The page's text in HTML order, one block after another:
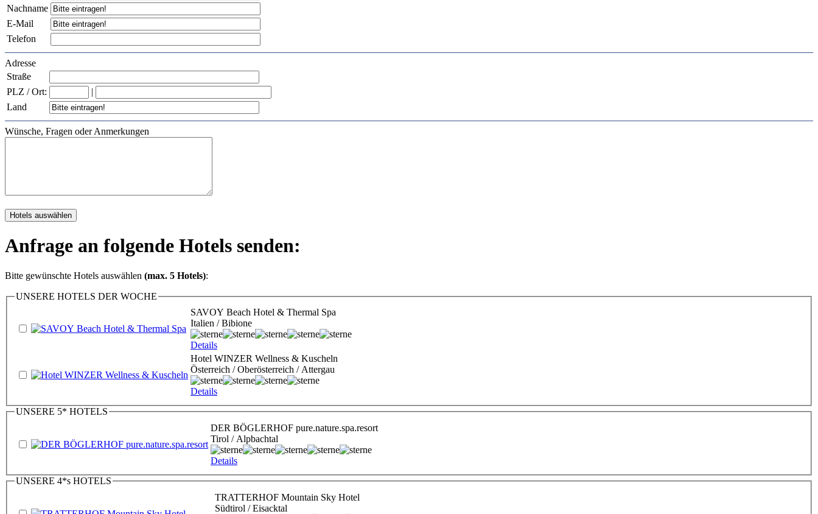
Nachname
E-Mail
Telefon
Adresse
Straße
PLZ / Ort:
|
Land
Wünsche, Fragen oder Anmerkungen
Anfrage an folgende Hotels senden:
Bitte gewünschte Hotels auswählen (max. 5 Hotels):
UNSERE HOTELS DER WOCHE
SAVOY Beach Hotel & Thermal Spa
Italien / Bibione
Details
Hotel WINZER Wellness & Kuscheln
Österreich / Oberösterreich / Attergau
Details
UNSERE 5* HOTELS
DER BÖGLERHOF pure.nature.spa.resort
Tirol / Alpbachtal
Details
UNSERE 4*s HOTELS
TRATTERHOF Mountain Sky Hotel
Südtirol / Eisacktal